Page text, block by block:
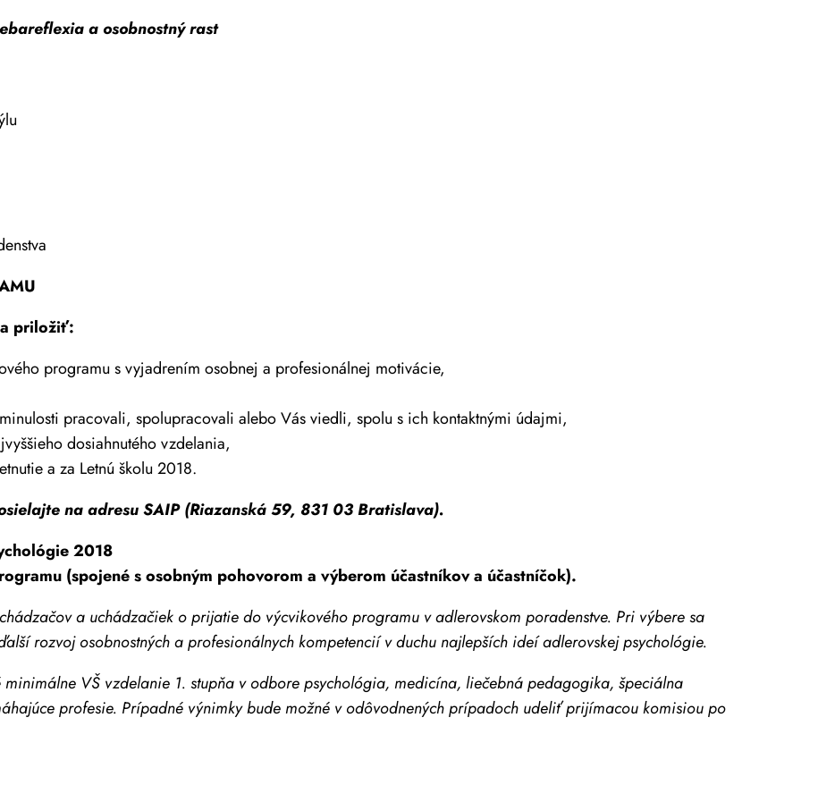
a osobnostný rast
priložiť:
programu s vyjadrením osobnej a profesionálnej motivácie,
pracovali, spolupracovali alebo Vás viedli, spolu s ich kontaktnými údajmi,
dosiahnutého vzdelania,
a za Letnú školu 2018.
na adresu SAIP (Riazanská 59, 831 03 Bratislava).
2018
(spojené s osobným pohovorom a výberom účastníkov a účastníčok).
a uchádzačiek o prijatie do výcvikového programu v adlerovskom poradenstve. Pri výbere sa
rozvoj osobnostných a profesionálnych kompetencií v duchu najlepších ideí adlerovskej psychológie.
VŠ vzdelanie 1. stupňa v odbore psychológia, medicína, liečebná pedagogika, špeciálna
profesie. Prípadné výnimky bude možné v odôvodnených prípadoch udeliť prijímacou komisiou po